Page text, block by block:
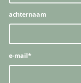
achternaam
e-mail*